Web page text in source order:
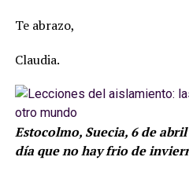
Te abrazo,
Claudia.
Estocolmo, Suecia, 6 de
día que no hay frio de